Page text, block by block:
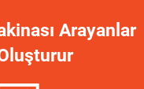
Arayanlar